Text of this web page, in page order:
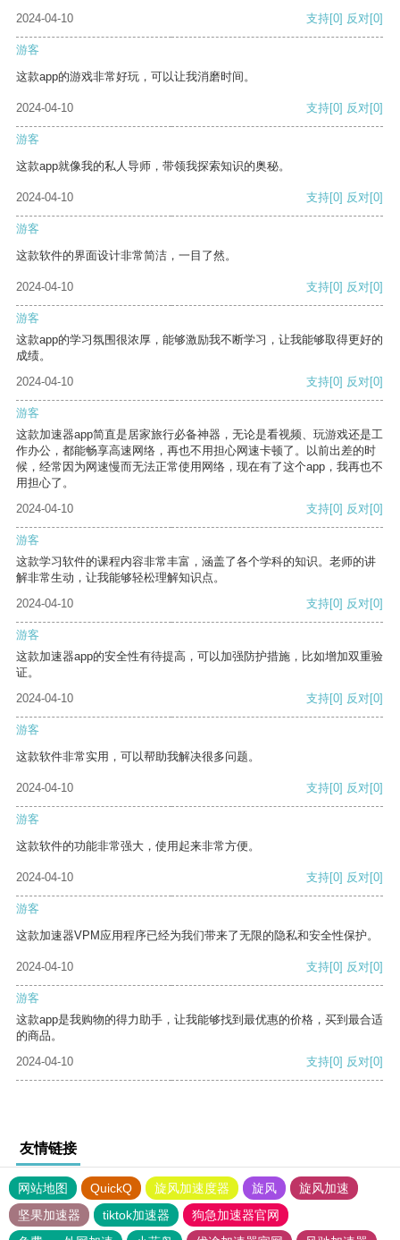
2024-04-10 支持[0] 反对[0]
游客
这款app的游戏非常好玩，可以让我消磨时间。
2024-04-10 支持[0] 反对[0]
游客
这款app就像我的私人导师，带领我探索知识的奥秘。
2024-04-10 支持[0] 反对[0]
游客
这款软件的界面设计非常简洁，一目了然。
2024-04-10 支持[0] 反对[0]
游客
这款app的学习氛围很浓厚，能够激励我不断学习，让我能够取得更好的
成绩。
2024-04-10
支持[0] 反对[0]
游客
这款加速器app简直是居家旅行必备神器，无论是看视频、玩游戏还是工
作办公，都能畅享高速网络，再也不用担心网速卡顿了。以前出差的时
候，经常因为网速慢而无法正常使用网络，现在有了这个app，我再也不
用担心了。
2024-04-10
支持[0] 反对[0]
游客
这款学习软件的课程内容非常丰富，涵盖了各个学科的知识。老师的讲
解非常生动，让我能够轻松理解知识点。
2024-04-10
支持[0] 反对[0]
游客
这款加速器app的安全性有待提高，可以加强防护措施，比如增加双重验
证。
2024-04-10
支持[0] 反对[0]
游客
这款软件非常实用，可以帮助我解决很多问题。
2024-04-10 支持[0] 反对[0]
游客
这款软件的功能非常强大，使用起来非常方便。
2024-04-10 支持[0] 反对[0]
游客
这款加速器VPM应用程序已经为我们带来了无限的隐私和安全性保护。
2024-04-10 支持[0] 反对[0]
游客
这款app是我购物的得力助手，让我能够找到最优惠的价格，买到最合适
的商品。
2024-04-10
支持[0] 反对[0]
友情链接
网站地图 QuickQ 旋风加速度器 旋风
旋风加速
坚果加速器
tiktok加速器
狗急加速器官网